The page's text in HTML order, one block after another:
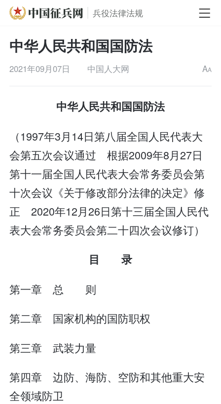
兵役法律法规
中华人民共和国国防法
2021年09月07日 中国人大网 AA
中华人民共和国国防法
（1997年3月14日第八届全国人民代表大
会第五次会议通过 根据2009年8月27日
第十一届全国人民代表大会常务委员会第
十次会议《关于修改部分法律的决定》修
正 2020年12月26日第十三届全国人民代
表大会常务委员会第二十四次会议修订）
目 录
第一章 总 则
第二章 国家机构的国防职权
第三章 武装力量
第四章 边防、海防、空防和其他重大安
全领域防卫